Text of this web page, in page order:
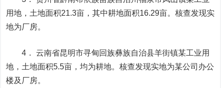
用地，土地面积21.3亩，其中耕地面积16.29亩。核查发现实
地为厂房。
4． 云南省昆明市寻甸回族彝族自治县羊街镇某工业用
地，土地面积5.5亩，均为耕地。核查发现实地为某公司办公
楼及厂房。